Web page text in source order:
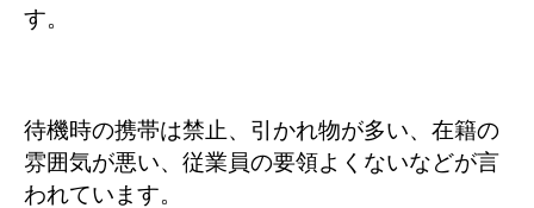
す。
待機時の携帯は禁止、引かれ物が多い、在籍の
雰囲気が悪い、従業員の要領よくないなどが言
われています。